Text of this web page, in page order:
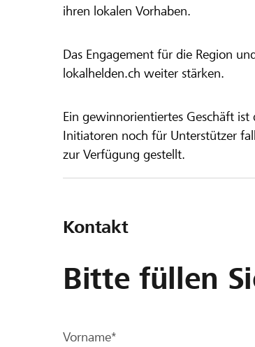
ihren lokalen Vorhaben.
Das Engagement für die Region
lokalhelden.ch weiter stärken.
Ein gewinnorientiertes Geschäft
Initiatoren noch für Unterstützer
zur Verfügung gestellt.
Kontakt
Bitte füllen
Vorname*